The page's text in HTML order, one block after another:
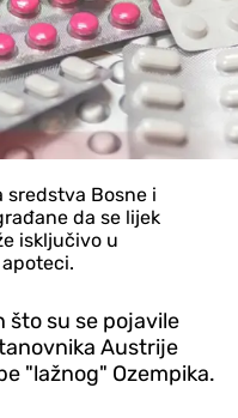
sredstva Bosne i
da se lijek
isključivo u
što su se pojavile
Austrije
"lažnog" Ozempika.